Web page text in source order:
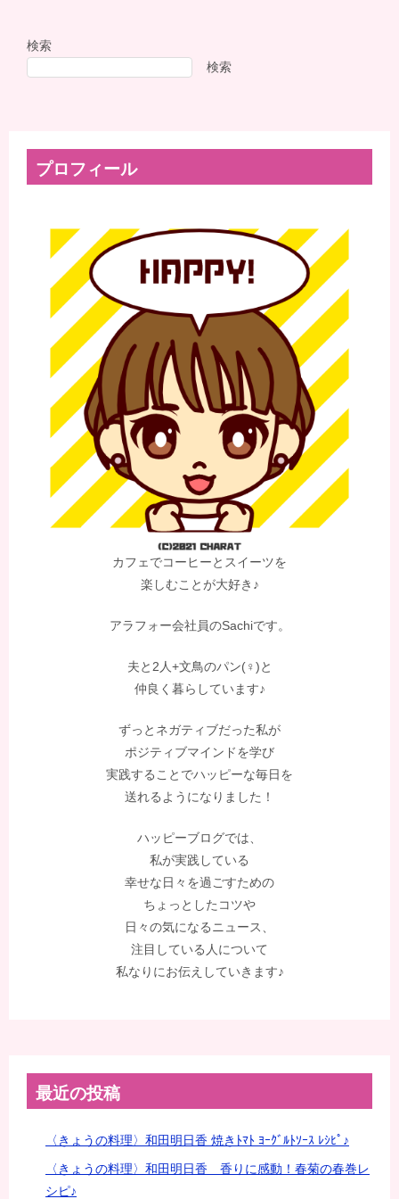
検索
検索
プロフィール
カフェでコーヒーとスイーツを
楽しむことが大好き♪
アラフォー会社員のSachiです。
夫と2人+文鳥のパン(♀)と
仲良く暮らしています♪
ずっとネガティブだった私が
ポジティブマインドを学び
実践することでハッピーな毎日を
送れるようになりました！
ハッピーブログでは、
私が実践している
幸せな日々を過ごすための
ちょっとしたコツや
日々の気になるニュース、
注目している人について
私なりにお伝えしていきます♪
最近の投稿
〈きょうの料理〉和田明日香 焼きﾄﾏﾄ ﾖｰｸﾞﾙﾄｿｰｽ ﾚｼﾋﾟ♪
〈きょうの料理〉和田明日香 香りに感動！春菊の春巻レ
シピ♪